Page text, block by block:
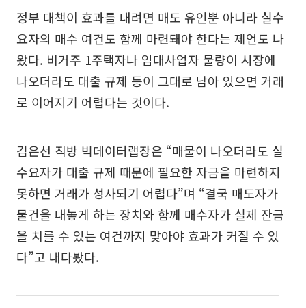
정부 대책이 효과를 내려면 매도 유인뿐 아니라 실수
요자의 매수 여건도 함께 마련돼야 한다는 제언도 나
왔다. 비거주 1주택자나 임대사업자 물량이 시장에
나오더라도 대출 규제 등이 그대로 남아 있으면 거래
로 이어지기 어렵다는 것이다.
김은선 직방 빅데이터랩장은 “매물이 나오더라도 실
수요자가 대출 규제 때문에 필요한 자금을 마련하지
못하면 거래가 성사되기 어렵다”며 “결국 매도자가
물건을 내놓게 하는 장치와 함께 매수자가 실제 잔금
을 치를 수 있는 여건까지 맞아야 효과가 커질 수 있
다”고 내다봤다.